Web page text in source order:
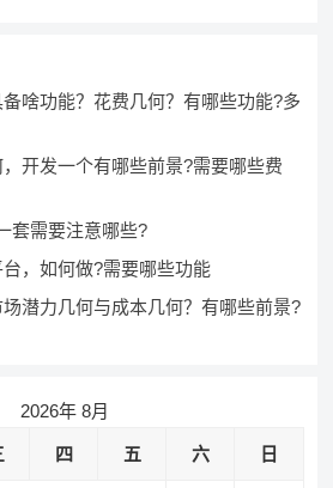
啥功能？花费几何？有哪些功能?多
开发一个有哪些前景?需要哪些费
套需要注意哪些?
，如何做?需要哪些功能
潜力几何与成本几何？有哪些前景?
2026年 8月
四 五 六 日